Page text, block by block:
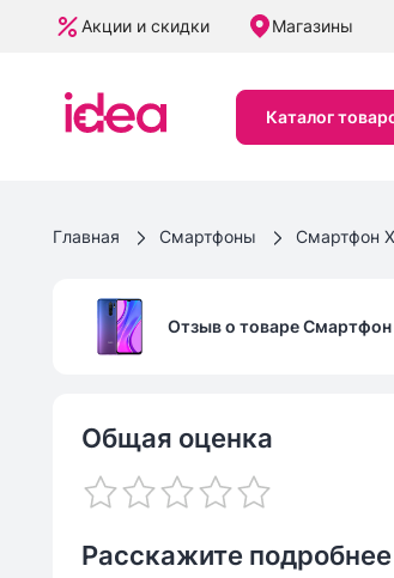
Акции и скидки Магазины
Каталог
Главная Смартфоны Смартфон
Отзыв о товареСмартфон
Общая оценка
Расскажите подробнее